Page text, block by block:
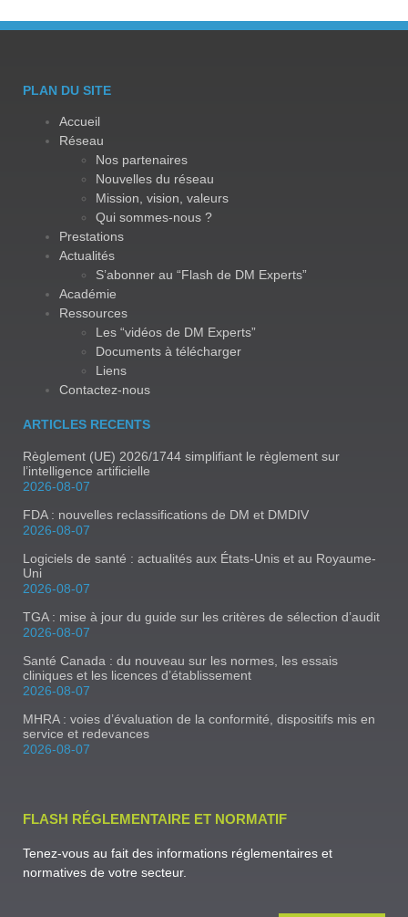
PLAN DU SITE
Accueil
Réseau
Nos partenaires
Nouvelles du réseau
Mission, vision, valeurs
Qui sommes-nous ?
Prestations
Actualités
S’abonner au “Flash de DM Experts”
Académie
Ressources
Les “vidéos de DM Experts”
Documents à télécharger
Liens
Contactez-nous
ARTICLES RECENTS
Règlement (UE) 2026/1744 simplifiant le règlement sur
l’intelligence artificielle
2026-08-07
FDA : nouvelles reclassifications de DM et DMDIV
2026-08-07
Logiciels de santé : actualités aux États-Unis et au Royaume-
Uni
2026-08-07
TGA : mise à jour du guide sur les critères de sélection d’audit
2026-08-07
Santé Canada : du nouveau sur les normes, les essais
cliniques et les licences d’établissement
2026-08-07
MHRA : voies d’évaluation de la conformité, dispositifs mis en
service et redevances
2026-08-07
FLASH RÉGLEMENTAIRE ET NORMATIF
Tenez-vous au fait des informations réglementaires et
normatives de votre secteur.